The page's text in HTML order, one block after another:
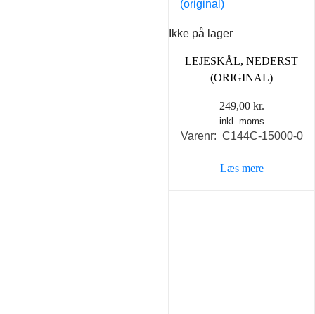
Ikke på lager
LEJESKÅL, NEDERST
(ORIGINAL)
249,00 kr.
inkl. moms
Varenr: C144C-15000-0
Læs mere